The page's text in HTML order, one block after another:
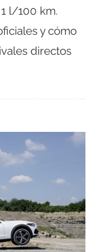
l/100 km.
y cómo
directos